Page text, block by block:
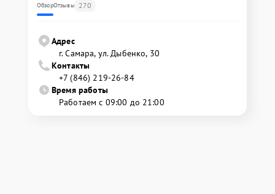
ОбзорОтзывы 270
Адрес
г. Самара, ул. Дыбенко, 30
Контакты
+7 (846) 219-26-84
Время работы
Работаем с 09:00 до 21:00